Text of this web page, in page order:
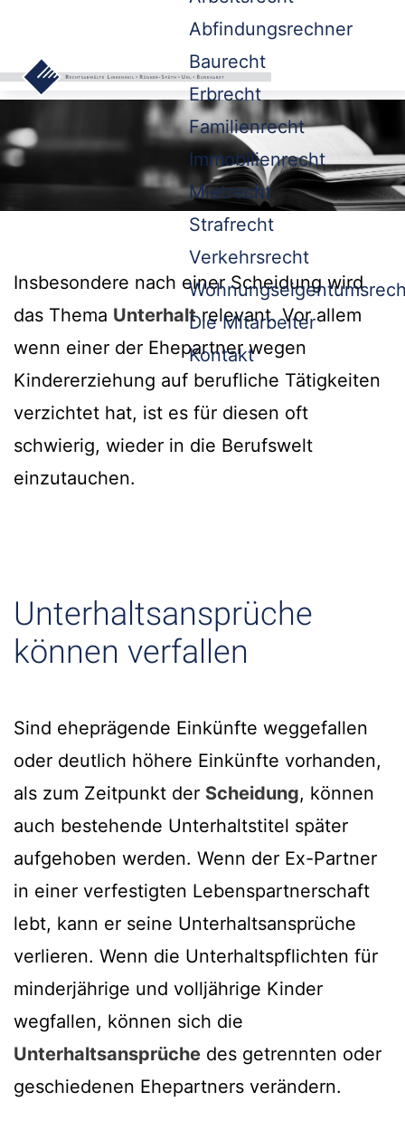
Abfindungsrechner
Baurecht
Erbrecht
Familienrecht
Immobilienrecht
Mietrecht
Strafrecht
Verkehrsrecht
Die Mitarbeiter
Kontakt
Insbesondere nach einer Scheidung wird
das Thema Unterhaltrelevant. Vor allem
wenn einer der Ehepartner wegen
Kindererziehung auf berufliche Tätigkeiten
verzichtet hat, ist es für diesen oft
schwierig, wieder in die Berufswelt
einzutauchen.
Unterhaltsansprüche
können verfallen
Sind eheprägende Einkünfte weggefallen
oder deutlich höhere Einkünfte vorhanden,
als zum Zeitpunkt der Scheidung, können
auch bestehende Unterhaltstitel später
aufgehoben werden. Wenn der Ex-Partner
in einer verfestigten Lebenspartnerschaft
lebt, kann er seine Unterhaltsansprüche
verlieren. Wenn die Unterhaltspflichten für
minderjährige und volljährige Kinder
wegfallen, können sich die
Unterhaltsansprüche des getrennten oder
geschiedenen Ehepartners verändern.